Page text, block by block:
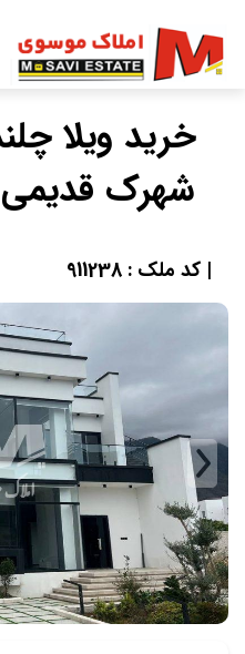
خرید ویلا
شهرک
| کد ملک : 911238